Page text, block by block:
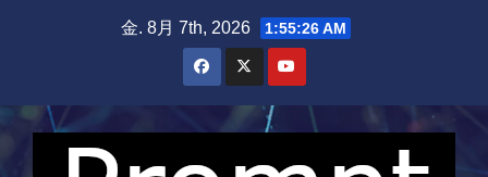
金. 8月 7th, 2026 1:55:26 AM